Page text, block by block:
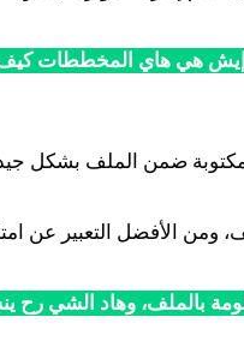
هي هاي المخططات كيف
ضمن الملف بشكل
الأفضل التعبير عن
بالملف، وهاد الشي رح